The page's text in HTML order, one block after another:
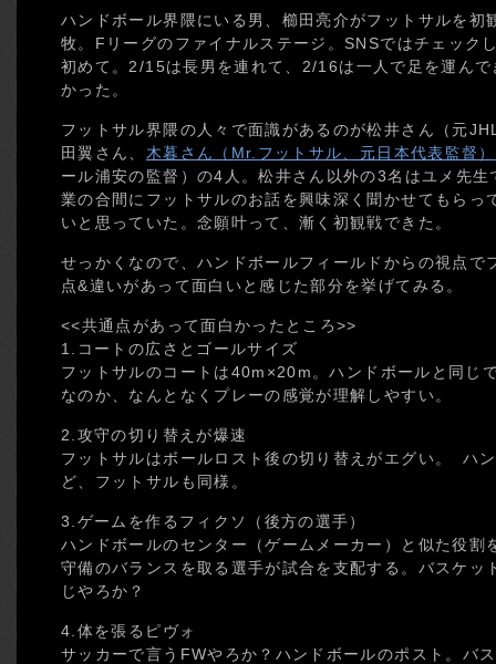
ハンドボール界隈にいる男、櫛田亮介がフットサルを
牧。Fリーグのファイナルステージ。SNSではチェック
初めて。2/15は長男を連れて、2/16は一人で足を運ん
かった。
フットサル界隈の人々で面識があるのが松井さん（元
田翼さん、 木暮さん（Mr.フットサル、元日本代表監督）
ール浦安の監督）の4人。松井さん以外の3名はユメ先
業の合間にフットサルのお話を興味深く聞かせてもらっ
いと思っていた。念願叶って、漸く初観戦できた。
せっかくなので、ハンドボールフィールドからの視点で
点&違いがあって面白いと感じた部分を挙げてみる。
<<共通点があって面白かったところ>>
1.コートの広さとゴールサイズ
フットサルのコートは40m×20m。ハンドボールと同じ
なのか、なんとなくプレーの感覚が理解しやすい。
2.攻守の切り替えが爆速
フットサルはボールロスト後の切り替えがエグい。 ハ
ど、フットサルも同様。
3.ゲームを作るフィクソ（後方の選手）
ハンドボールのセンター（ゲームメーカー）と似た役
守備のバランスを取る選手が試合を支配する。バスケッ
じやろか？
4.体を張るピヴォ
サッカーで言うFWやろか？ハンドボールのポスト。バ